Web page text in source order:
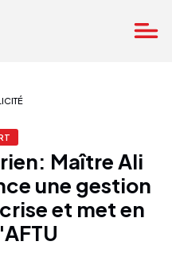
Maître Ali
une gestion
et met en